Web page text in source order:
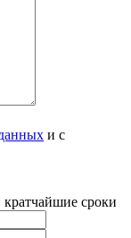
и с
кратчайшие сроки